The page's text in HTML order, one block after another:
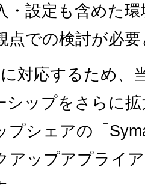
・設定も含めた
点での検討が必
対応するため、
シップをさらに
プシェアの「
アップアプライ